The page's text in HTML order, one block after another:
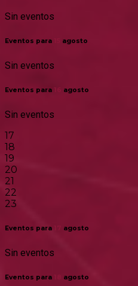
Sin eventos
Eventos para agosto
Sin eventos
Eventos para 16 agosto
Sin eventos
17
18
19
20
21
22
23
Eventos para agosto
Sin eventos
Eventos para agosto